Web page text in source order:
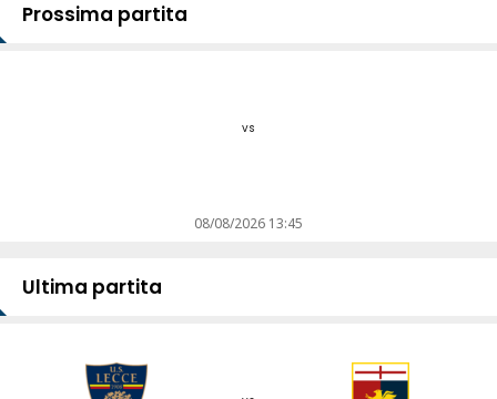
Prossima partita
vs
08/08/2026 13:45
Ultima partita